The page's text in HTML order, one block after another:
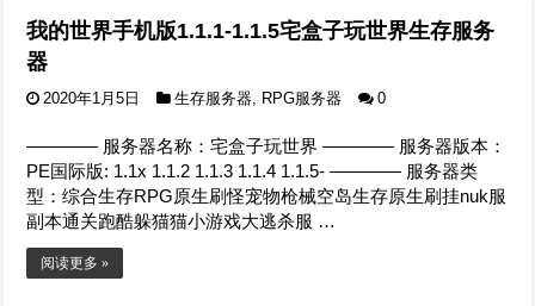
我的世界手机版1.1.1-1.1.5宅盒子玩世界生存服务
器
2020年1月5日 生存服务器, RPG服务器 0
———— 服务器名称：宅盒子玩世界 ———— 服务器版本：
PE国际版: 1.1x 1.1.2 1.1.3 1.1.4 1.1.5- ———— 服务器类
型：综合生存RPG原生刷怪宠物枪械空岛生存原生刷挂nuk服
副本通关跑酷躲猫猫小游戏大逃杀服 …
阅读更多 »